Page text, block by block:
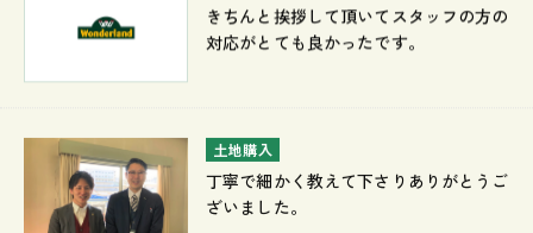
きちんと挨拶して頂いてスタッフの方の
対応がとても良かったです。
土地購入
丁寧で細かく教えて下さりありがとうご
ざいました。